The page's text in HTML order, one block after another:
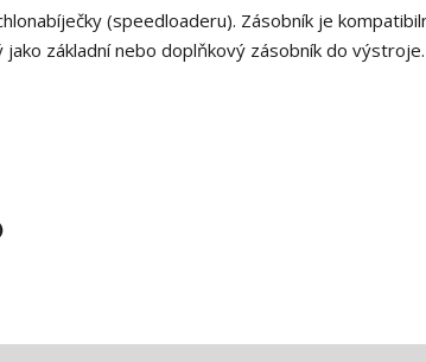
(speedloaderu). Zásobník je
jako základní nebo doplňkový zásobník do výstroje.